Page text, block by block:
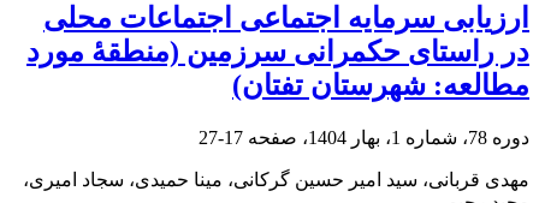
ارزیابی سرمایه اجتماعی اجتماعات محلی
در راستای حکمرانی سرزمین (منطقۀ مورد
مطالعه: شهرستان تفتان)
دوره 78، شماره 1، بهار 1404، صفحه 17-27
مهدی قربانی، سید امیر حسین گرکانی، مینا حمیدی، سجاد امیری،